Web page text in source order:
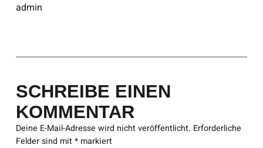
admin
SCHREIBE EINEN
KOMMENTAR
Deine E-Mail-Adresse wird nicht veröffentlicht. Erforderliche
Felder sind mit*markiert